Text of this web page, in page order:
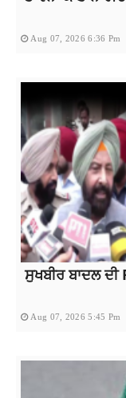
Aug 07, 2026 6:36 Pm
ਸੁਖਬੀਰ ਬਾਦਲ ਦੀ
Aug 07, 2026 5:45 Pm